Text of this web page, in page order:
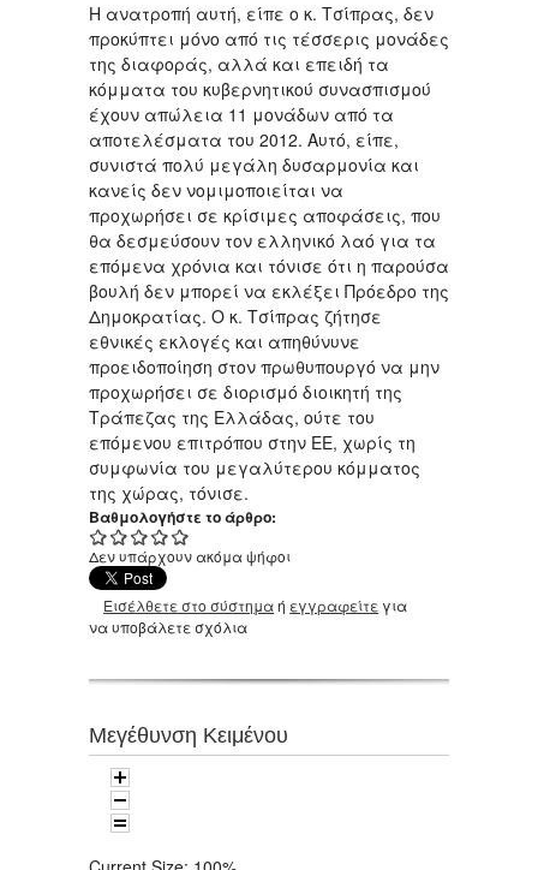
Η ανατροπή αυτή, είπε ο κ. Τσίπρας, δεν
προκύπτει μόνο από τις τέσσερις μονάδες
της διαφοράς, αλλά και επειδή τα
κόμματα του κυβερνητικού συνασπισμού
έχουν απώλεια 11 μονάδων από τα
αποτελέσματα του 2012. Αυτό, είπε,
συνιστά πολύ μεγάλη δυσαρμονία και
κανείς δεν νομιμοποιείται να
προχωρήσει σε κρίσιμες αποφάσεις, που
θα δεσμεύσουν τον ελληνικό λαό για τα
επόμενα χρόνια και τόνισε ότι η παρούσα
βουλή δεν μπορεί να εκλέξει Πρόεδρο της
Δημοκρατίας. Ο κ. Τσίπρας ζήτησε
εθνικές εκλογές και απηθύνυνε
προειδοποίηση στον πρωθυπουργό να μην
προχωρήσει σε διορισμό διοικητή της
Τράπεζας της Ελλάδας, ούτε του
επόμενου επιτρόπου στην ΕΕ, χωρίς τη
συμφωνία του μεγαλύτερου κόμματος
της χώρας, τόνισε.
Βαθμολογήστε το άρθρο:
Δεν υπάρχουν ακόμα ψήφοι
Εισέλθετε στο σύστημαή εγγραφείτε για
να υποβάλετε σχόλια
Μεγέθυνση Κειμένου